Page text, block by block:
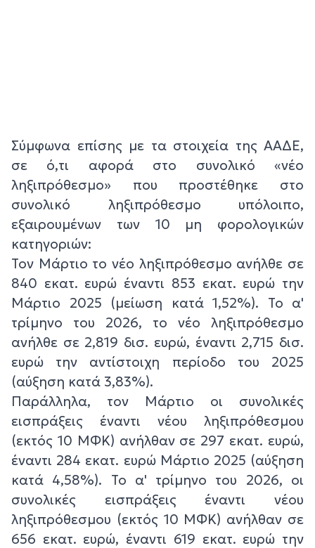
Σύμφωνα επίσης με τα στοιχεία της ΑΑΔΕ,
σε ό,τι αφορά στο συνολικό «νέο
ληξιπρόθεσμο» που προστέθηκε στο
συνολικό ληξιπρόθεσμο υπόλοιπο,
εξαιρουμένων των 10 μη φορολογικών
κατηγοριών:
Τον Μάρτιο το νέο ληξιπρόθεσμο ανήλθε σε
840 εκατ. ευρώ έναντι 853 εκατ. ευρώ την
Μάρτιο 2025 (μείωση κατά 1,52%). Το α'
τρίμηνο του 2026, το νέο ληξιπρόθεσμο
ανήλθε σε 2,819 δισ. ευρώ, έναντι 2,715 δισ.
ευρώ την αντίστοιχη περίοδο του 2025
(αύξηση κατά 3,83%).
Παράλληλα, τον Μάρτιο οι συνολικές
εισπράξεις έναντι νέου ληξιπρόθεσμου
(εκτός 10 ΜΦΚ) ανήλθαν σε 297 εκατ. ευρώ,
έναντι 284 εκατ. ευρώ Μάρτιο 2025 (αύξηση
κατά 4,58%). Το α' τρίμηνο του 2026, οι
συνολικές εισπράξεις έναντι νέου
ληξιπρόθεσμου (εκτός 10 ΜΦΚ) ανήλθαν σε
656 εκατ. ευρώ, έναντι 619 εκατ. ευρώ την